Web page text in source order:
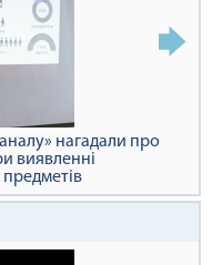
нагадали про
виявленні